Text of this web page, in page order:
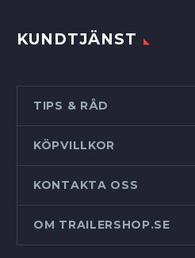
KUNDTJÄNST
TIPS & RÅD
KÖPVILLKOR
KONTAKTA OSS
OM TRAILERSHOP.SE